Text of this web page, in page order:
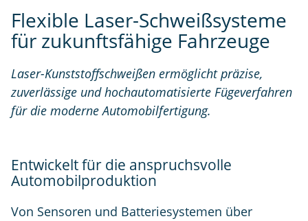
Flexible Laser-Schweißsysteme
für zukunftsfähige Fahrzeuge
Laser-Kunststoffschweißen ermöglicht präzise,
zuverlässige und hochautomatisierte Fügeverfahren
für die moderne Automobilfertigung.
Entwickelt für die anspruchsvolle
Automobilproduktion
Von Sensoren und Batteriesystemen über